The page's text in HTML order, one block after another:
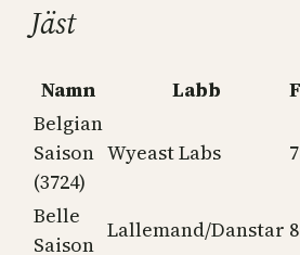
Jäst
Namn Labb
Belgian
Saison
(3724)
Wyeast Labs
Belle
Saison
Lallemand/Danstar